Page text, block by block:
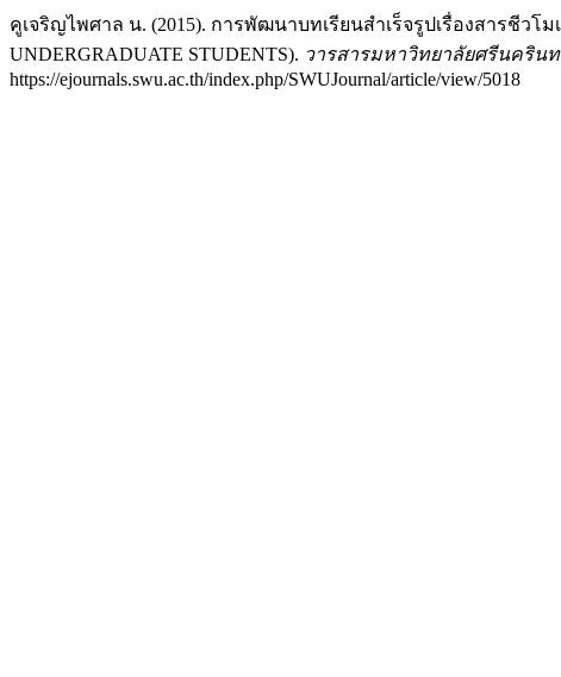
คูเจริญไพศาล น. (2015). การพัฒนาบทเรียนสำเร็จรูปเรื่องสารชีวโ
UNDERGRADUATE STUDENTS). วารสารมหาวิทยาลัยศรีนคริน
https://ejournals.swu.ac.th/index.php/SWUJournal/article/view/5018